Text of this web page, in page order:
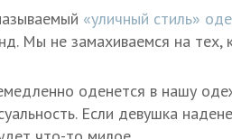
«уличный стиль»
Мы не замахиваемся на тех,
оденется в нашу
Если девушка